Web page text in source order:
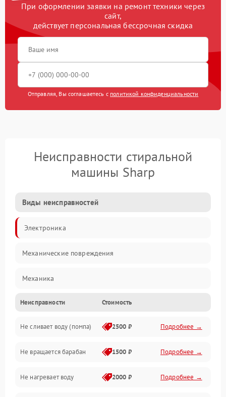
При оформлении заявки на ремонт техники через
сайт,
действует персональная бессрочная скидка
Отправляя, Вы соглашаетесь с политикой конфиденциальности
Неисправности стиральной
машины Sharp
Виды неисправностей
Электроника
Механические повреждения
Механика
Электропитание
Водоснабжение
Слив
Программное обеспечение
Неисправности Стоимость
Не сливает воду (помпа) 2500 ₽ Подробнее →
Не вращается барабан 1500 ₽ Подробнее →
Не нагревает воду 2000 ₽ Подробнее →